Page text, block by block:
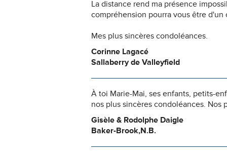
La distance rend ma présence
compréhension pourra vous être d'un
Mes plus sincères condoléances.
Corinne Lagacé
Sallaberry de Valleyfield
À toi Marie-Mai, ses enfants, petits-
nos plus sincères condoléances.
Gisèle & Rodolphe Daigle
Baker-Brook,N.B.